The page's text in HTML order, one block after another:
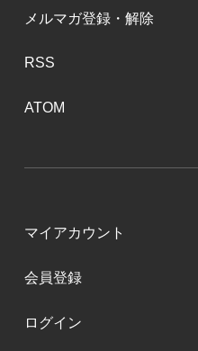
メルマガ登録・解除
RSS
ATOM
マイアカウント
会員登録
ログイン